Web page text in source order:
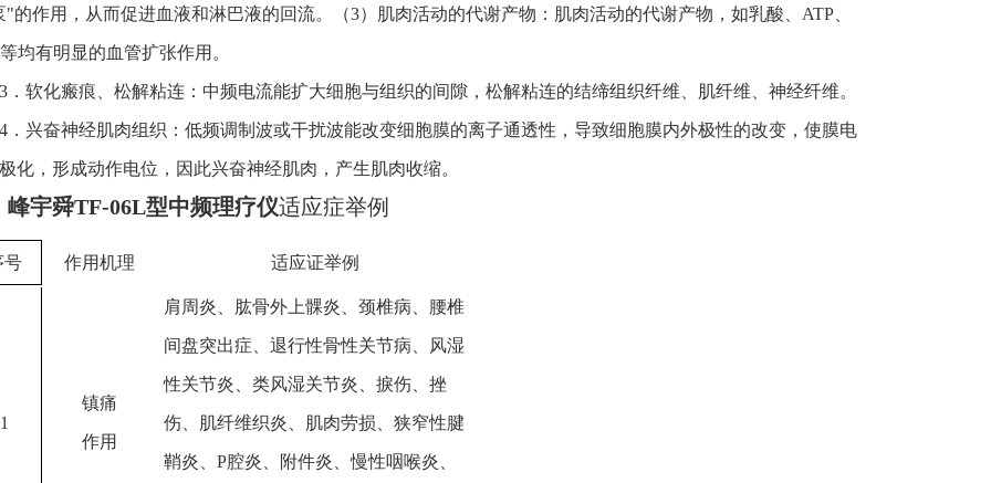
"的作用，从而促进血液和淋巴液的回流。（3）肌肉活动的代谢产物：肌肉活动的代谢产物，如乳酸、ATP、
均有明显的血管扩张作用。
3．软化瘢痕、松解粘连：中频电流能扩大细胞与组织的间隙，松解粘连的结缔组织纤维、肌纤维、神经纤维。
4．兴奋神经肌肉组织：低频调制波或干扰波能改变细胞膜的离子通透性，导致细胞膜内外极性的改变，使膜电
化，形成动作电位，因此兴奋神经肌肉，产生肌肉收缩。
峰宇舜TF-06L型中频理疗仪适应症举例
号 作用机理 适应证举例
1
镇痛
作用
肩周炎、肱骨外上髁炎、颈椎病、腰椎
间盘突出症、退行性骨性关节病、风湿
性关节炎、类风湿关节炎、捩伤、挫
伤、肌纤维织炎、肌肉劳损、狭窄性腱
鞘炎、P腔炎、附件炎、慢性咽喉炎、